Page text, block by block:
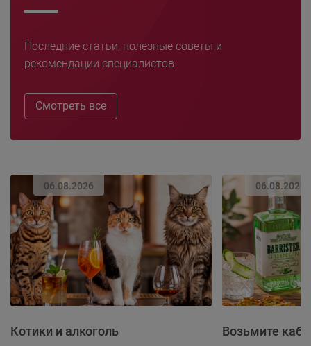
Последние статьи, полезные советы и
рекомендации специалистов
Смотреть все
06.08.2026
Котики и алкоголь
06.08.2026
Возьмите